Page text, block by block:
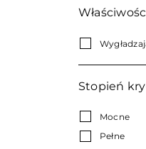
Stopień
Mocne
Pełne